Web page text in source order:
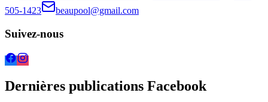
505-1423
beaupool@gmail.com
Suivez-nous
Dernières publications Facebook